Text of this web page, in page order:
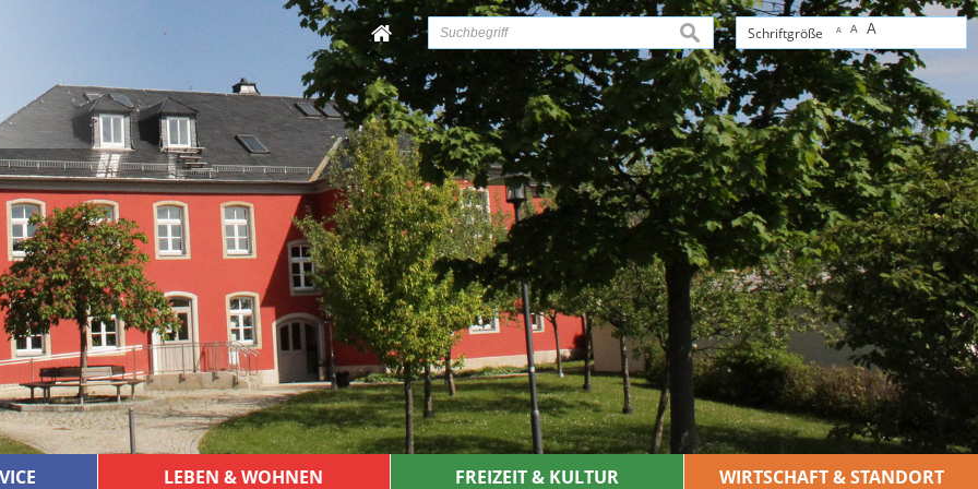
Schriftgröße A A A
suchen
LEBEN & WOHNEN FREIZEIT & KULTUR WIRTSCHAFT & STANDORT